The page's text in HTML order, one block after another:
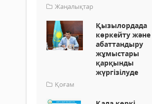
Жаңалықтар
Қызылордада
көркейту және
абаттандыру
жұмыстары
қарқынды
жүргізілуде
Қоғам